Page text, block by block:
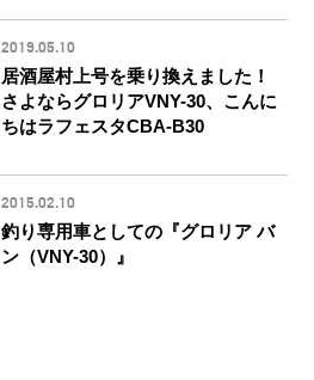
2019.05.10
居酒屋村上号を乗り換えました！
さよならグロリアVNY-30、こんに
ちはラフェスタCBA-B30
2015.02.10
釣り専用車としての『グロリア バ
ン（VNY-30）』